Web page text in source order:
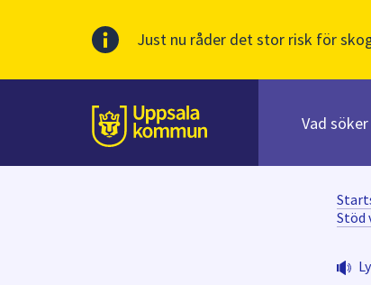
Just nu råder det stor risk för
Till sidans
huvudinnehåll
innehåll
Stöd